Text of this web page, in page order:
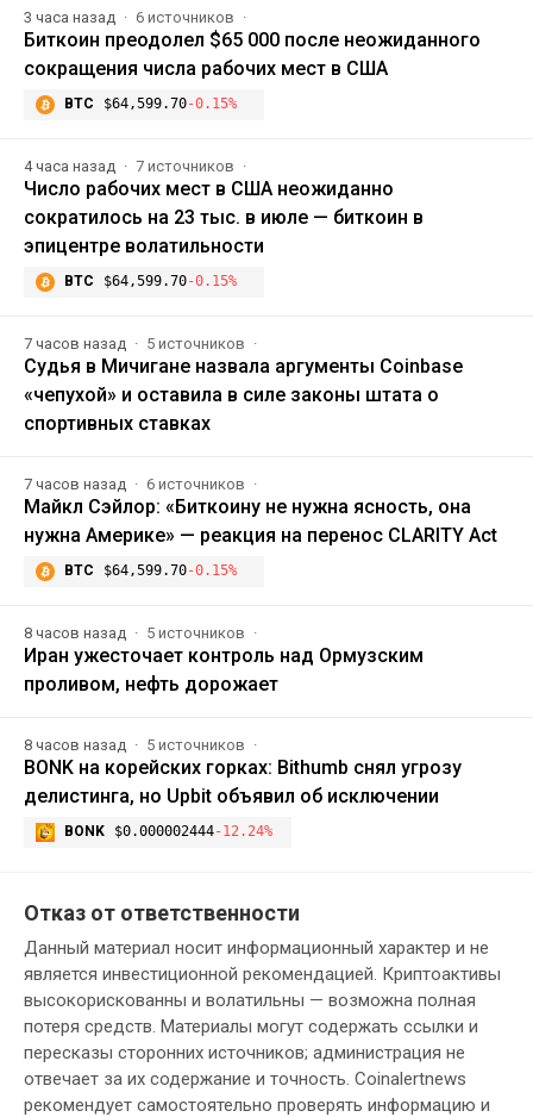
3 часа назад 6 источников
Биткоин преодолел $65 000 после неожиданного
сокращения числа рабочих мест в США
BTC $64,599.70-0.15%
4 часа назад 7 источников
Число рабочих мест в США неожиданно
сократилось на 23 тыс. в июле — биткоин в
эпицентре волатильности
BTC $64,599.70-0.15%
7 часов назад 5 источников
Судья в Мичигане назвала аргументы Coinbase
«чепухой» и оставила в силе законы штата о
спортивных ставках
7 часов назад 6 источников
Майкл Сэйлор: «Биткоину не нужна ясность, она
нужна Америке» — реакция на перенос CLARITY Act
BTC $64,599.70-0.15%
8 часов назад 5 источников
Иран ужесточает контроль над Ормузским
проливом, нефть дорожает
8 часов назад 5 источников
BONK на корейских горках: Bithumb снял угрозу
делистинга, но Upbit объявил об исключении
BONK $0.000002444-12.24%
Отказ от ответственности
Данный материал носит информационный характер и не
является инвестиционной рекомендацией. Криптоактивы
высокорискованны и волатильны — возможна полная
потеря средств. Материалы могут содержать ссылки и
пересказы сторонних источников; администрация не
отвечает за их содержание и точность. Coinalertnews
рекомендует самостоятельно проверять информацию и